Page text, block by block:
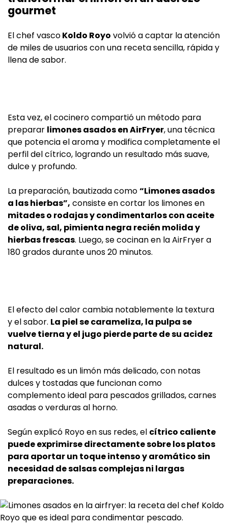
gourmet
El chef vascoKoldo Royo volvió a captar la atención
de miles de usuarios con una receta sencilla, rápida y
llena de sabor.
Esta vez, el cocinero compartió un método para
preparar limones asados en AirFryer, una técnica
que potencia el aroma y modifica completamente el
perfil del cítrico, logrando un resultado más suave,
dulce y profundo.
La preparación, bautizada como“Limones asados
a las hierbas”, consiste en cortar los limones en
mitades o rodajas y condimentarlos con aceite
de oliva, sal, pimienta negra recién molida y
hierbas frescas. Luego, se cocinan en la AirFryer a
180 grados durante unos 20 minutos.
El efecto del calor cambia notablemente la textura
y el sabor. La piel se carameliza, la pulpa se
vuelve tierna y el jugo pierde parte de su acidez
natural.
El resultado es un limón más delicado, con notas
dulces y tostadas que funcionan como
complemento ideal para pescados grillados, carnes
asadas o verduras al horno.
Según explicó Royo en sus redes, el cítrico caliente
puede exprimirse directamente sobre los platos
para aportar un toque intenso y aromático sin
necesidad de salsas complejas ni largas
preparaciones.